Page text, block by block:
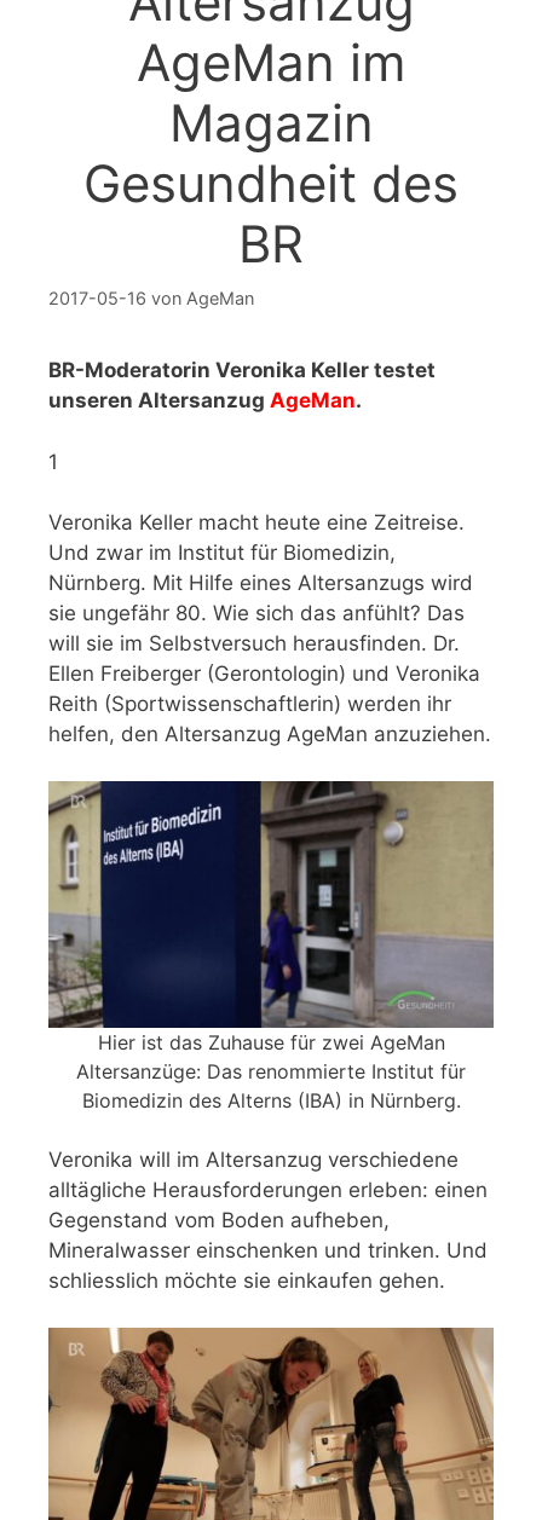
AgeMan im
Magazin
Gesundheit des
BR
2017-05-16 von AgeMan
BR-Moderatorin Veronika Keller testet
unseren Altersanzug AgeMan.
1
Veronika Keller macht heute eine Zeitreise.
Und zwar im Institut für Biomedizin,
Nürnberg. Mit Hilfe eines Altersanzugs wird
sie ungefähr 80. Wie sich das anfühlt? Das
will sie im Selbstversuch herausfinden. Dr.
Ellen Freiberger (Gerontologin) und Veronika
Reith (Sportwissenschaftlerin) werden ihr
helfen, den Altersanzug AgeMan anzuziehen.
Hier ist das Zuhause für zwei AgeMan
Altersanzüge: Das renommierte Institut für
Biomedizin des Alterns (IBA) in Nürnberg.
Veronika will im Altersanzug verschiedene
alltägliche Herausforderungen erleben: einen
Gegenstand vom Boden aufheben,
Mineralwasser einschenken und trinken. Und
schliesslich möchte sie einkaufen gehen.